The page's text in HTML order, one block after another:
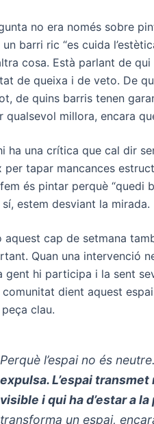
no era només sobre
barri ric “es cuida
cosa. Està parlant de
de queixa i de veto. De
de quins barris tenen
qualsevol millora, encara
ha una crítica que cal dir
per tapar mancances
és pintar perquè “quedi
estem desviant la mirada.
aquest cap de setmana
Quan una intervenció
gent hi participa i la sent
comunitat dient aquest
clau.
Perquè l’espai no és
expulsa. L’espai
visible i qui ha d’estar a
transforma un espai,